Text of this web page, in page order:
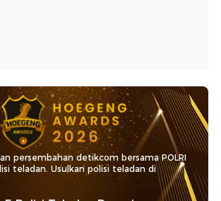
persembahan detikcom bersama POLRI
teladan. Usulkan polisi teladan di